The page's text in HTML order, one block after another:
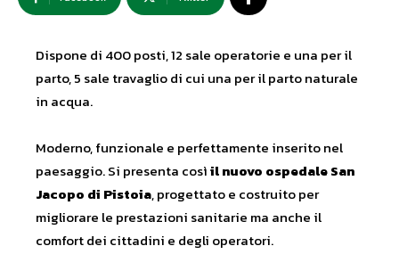
Dispone di 400 posti, 12 sale operatorie e una per il
parto, 5 sale travaglio di cui una per il parto naturale
in acqua.
Moderno, funzionale e perfettamente inserito nel
paesaggio. Si presenta cosìil nuovo ospedale San
Jacopo di Pistoia, progettato e costruito per
migliorare le prestazioni sanitarie ma anche il
comfort dei cittadini e degli operatori.